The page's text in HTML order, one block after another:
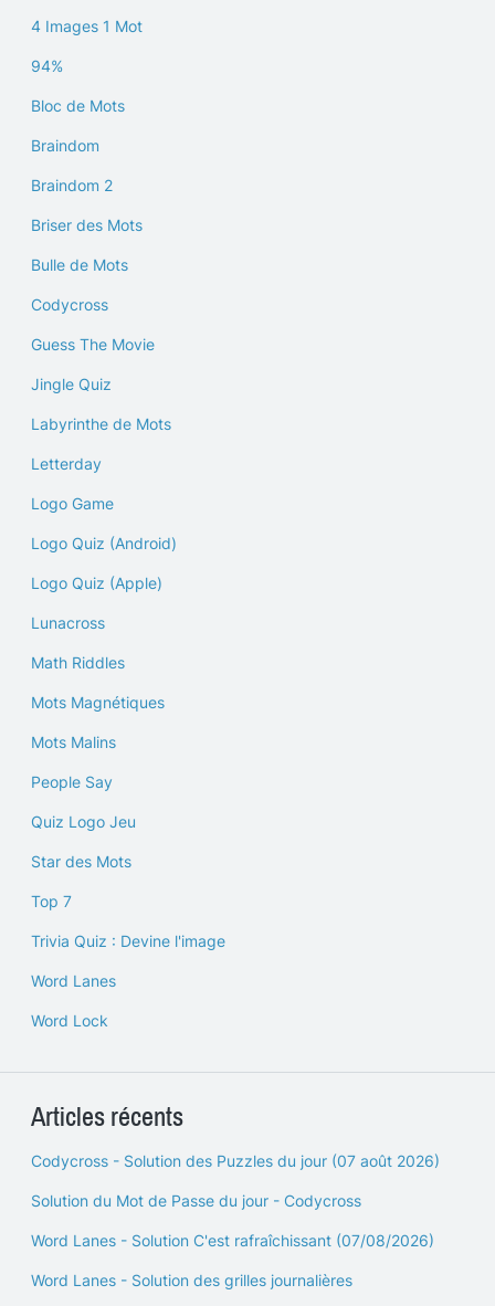
4 Images 1 Mot
94%
Bloc de Mots
Braindom
Braindom 2
Briser des Mots
Bulle de Mots
Codycross
Guess The Movie
Jingle Quiz
Labyrinthe de Mots
Letterday
Logo Game
Logo Quiz (Android)
Logo Quiz (Apple)
Lunacross
Math Riddles
Mots Magnétiques
Mots Malins
People Say
Quiz Logo Jeu
Star des Mots
Top 7
Trivia Quiz : Devine l'image
Word Lanes
Word Lock
Articles récents
Codycross - Solution des Puzzles du jour (07 août 2026)
Solution du Mot de Passe du jour - Codycross
Word Lanes - Solution C'est rafraîchissant (07/08/2026)
Word Lanes - Solution des grilles journalières